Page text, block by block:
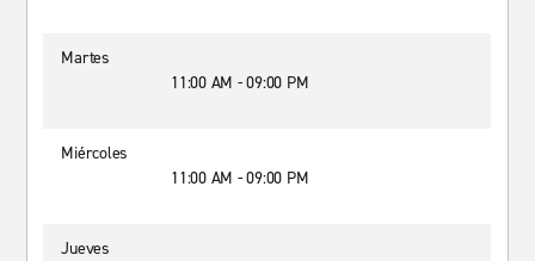
Martes
11:00 AM - 09:00 PM
Miércoles
11:00 AM - 09:00 PM
Jueves